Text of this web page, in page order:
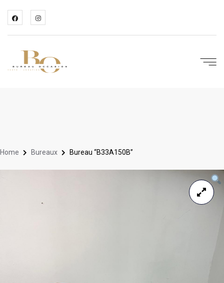
Home Bureaux Bureau “B33A150B”